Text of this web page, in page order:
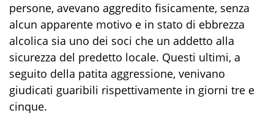
persone, avevano aggredito fisicamente, senza
alcun apparente motivo e in stato di ebbrezza
alcolica sia uno dei soci che un addetto alla
sicurezza del predetto locale. Questi ultimi, a
seguito della patita aggressione, venivano
giudicati guaribili rispettivamente in giorni tre e
cinque.